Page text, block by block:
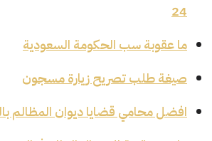
24
ما عقوبة سب الحكومة السعودية
صيغة طلب تصريح زيارة مسجون
افضل محامي قضايا ديوان المظالم